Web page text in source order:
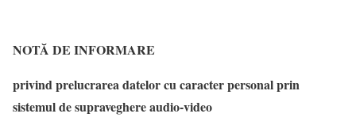
NOTĂ DE INFORMARE
privind prelucrarea datelor cu caracter personal prin
sistemul de supraveghere audio-video